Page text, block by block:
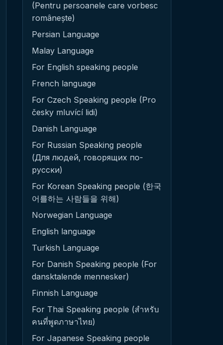
(Pentru persoanele care vorbesc
românește)
Persian Language
Malay Language
For English speaking people
French language
For Czech Speaking people (Pro
česky mluvící lidi)
Danish Language
For Russian Speaking people
(Для людей, говорящих по-
русски)
For Korean Speaking people (한국
어를하는 사람들을 위해)
Norwegian Language
English language
Turkish Language
For Danish Speaking people (For
dansktalende mennesker)
Finnish Language
For Thai Speaking people (สำหรับ
คนที่พูดภาษาไทย)
For Japanese Speaking people